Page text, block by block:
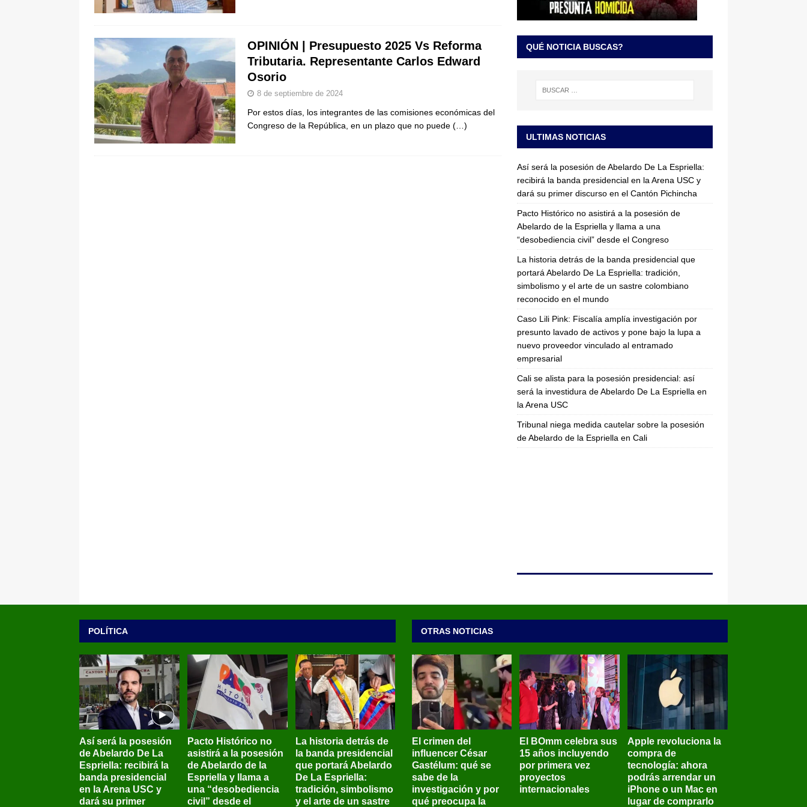
pone bajo la lupa a nuevo proveedor vinculado al entramado empresarial
De La Espriella en la Arena USC LO ÚLTIMO
OPINIÓN | Presupuesto 2025 Vs Reforma
Tributaria. Representante Carlos Edward
Osorio
8 de septiembre de 2024
Por estos días, los integrantes de las comisiones económicas del
Congreso de la República, en un plazo que no puede (…)
QUÉ NOTICIA BUSCAS?
ULTIMAS NOTICIAS
Así será la posesión de Abelardo De La Espriella:
recibirá la banda presidencial en la Arena USC y
dará su primer discurso en el Cantón Pichincha
Pacto Histórico no asistirá a la posesión de
Abelardo de la Espriella y llama a una
“desobediencia civil” desde el Congreso
La historia detrás de la banda presidencial que
portará Abelardo De La Espriella: tradición,
simbolismo y el arte de un sastre colombiano
reconocido en el mundo
Caso Lili Pink: Fiscalía amplía investigación por
presunto lavado de activos y pone bajo la lupa a
nuevo proveedor vinculado al entramado
empresarial
Cali se alista para la posesión presidencial: así
será la investidura de Abelardo De La Espriella en
la Arena USC
Tribunal niega medida cautelar sobre la posesión
de Abelardo de la Espriella en Cali
POLÍTICA
Así será la posesión
de Abelardo De La
Espriella: recibirá la
banda presidencial
en la Arena USC y
dará su primer
Pacto Histórico no
asistirá a la posesión
de Abelardo de la
Espriella y llama a
una “desobediencia
civil” desde el
La historia detrás de
la banda presidencial
que portará Abelardo
De La Espriella:
tradición, simbolismo
y el arte de un sastre
OTRAS NOTICIAS
El crimen del
influencer César
Gastélum: qué se
sabe de la
investigación y por
qué preocupa la
El BOmm celebra sus
15 años incluyendo
por primera vez
proyectos
internacionales
Apple revoluciona la
compra de
tecnología: ahora
podrás arrendar un
iPhone o un Mac en
lugar de comprarlo